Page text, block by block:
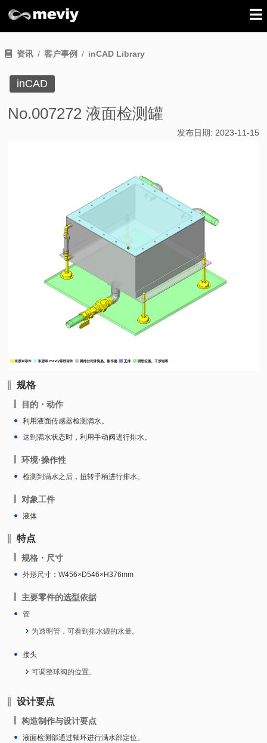
资讯 客户事例 inCAD Library
inCAD
No.007272 液面检测罐
发布日期: 2023-11-15
规格
目的・动作
利用液面传感器检测满水。
达到满水状态时，利用手动阀进行排水。
环境·操作性
检测到满水之后，扭转手柄进行排水。
对象工件
液体
特点
规格・尺寸
外形尺寸：W456×D546×H376mm
主要零件的选型依据
管
为透明管，可看到排水罐的水量。
接头
可调整球阀的位置。
设计要点
构造制作与设计要点
液面检测部通过轴环进行满水部定位。